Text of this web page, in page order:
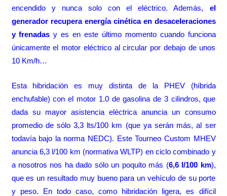
encendido y nunca solo con el eléctrico. Además, el
generador recupera energía cinética en desaceleraciones
y frenadas y es en este último momento cuando funciona
únicamente el motor eléctrico al circular por debajo de unos
10 Km/h…
Esta hibridación es muy distinta de la PHEV (híbrida
enchufable) con el motor 1.0 de gasolina de 3 cilindros, que
dada su mayor asistencia eléctrica anuncia un consumo
promedio de sólo 3,3 lts/100 km (que ya serán más, al ser
todavía bajo la norma NEDC). Este Tourneo Custom MHEV
anuncia 6,3 l/100 km (normativa WLTP) en ciclo combinado y
a nosotros nos ha dado sólo un poquito más (6,6 l/100 km),
que es un resultado muy bueno para un vehículo de su porte
y peso. En todo caso, como hibridación ligera, es difícil